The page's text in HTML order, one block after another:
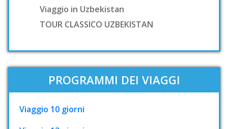
Viaggio in Uzbekistan
TOUR CLASSICO UZBEKISTAN
PROGRAMMI DEI VIAGGI
Viaggio 10 giorni